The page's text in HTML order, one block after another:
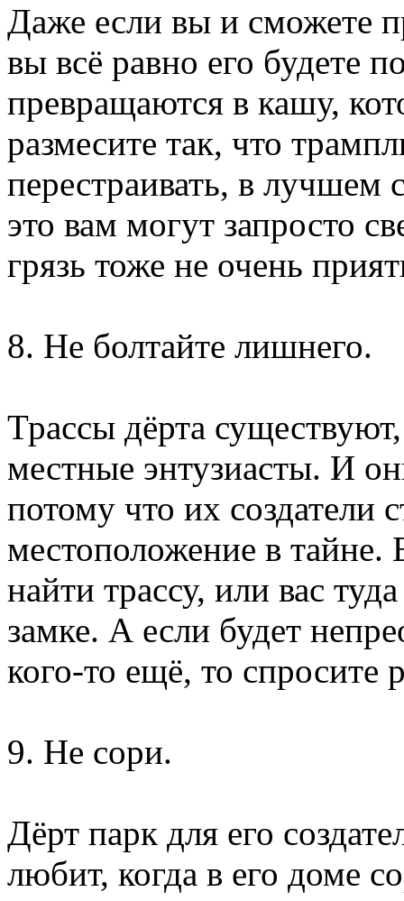
Даже если вы и сможете
вы всё равно его будете
превращаются в кашу,
размесите так, что
перестраивать, в лучшем
это вам могут запросто
грязь тоже не очень
8. Не болтайте лишнего.
Трассы дёрта
местные энтузиасты. И
потому что их создатели
местоположение в тайне.
найти трассу, или вас
замке. А если будет
кого-то ещё, то спросите
9. Не сори.
Дёрт парк для его
любит, когда в его доме